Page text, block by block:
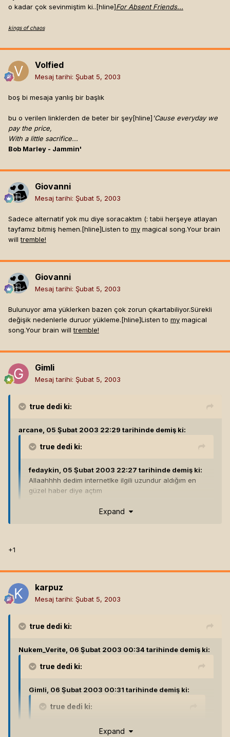
o kadar çok sevinmiştim ki..[hline]For Absent Friends...
kings of chaos
Volfied
Mesaj tarihi: Şubat 5, 2003
boş bi mesaja yanlış bir başlık
bu o verilen linklerden de beter bir şey[hline] 'Cause everyday we
pay the price,
With a little sacrifice...
Bob Marley - Jammin'
Giovanni
Mesaj tarihi: Şubat 5, 2003
Sadece alternatif yok mu diye soracaktım (: tabii herşeye atlayan
tayfamız bitmiş hemen.[hline]Listen to my magical song.Your brain
willtremble!
Giovanni
Mesaj tarihi: Şubat 5, 2003
Bulunuyor ama yüklerken bazen çok zorun çıkartabiliyor.Sürekli
değişik nedenlerle duruor yükleme.[hline]Listen to my magical
song.Your brain willtremble!
Gimli
Mesaj tarihi: Şubat 5, 2003
true dedi ki:
arcane, 05 Şubat 2003 22:29 tarihinde demiş ki:
true dedi ki:
fedaykin, 05 Şubat 2003 22:27 tarihinde demiş ki:
Allaahhhh dedim internetlke ilgili uzundur aldığım en
güzel haber diye açtım
Expand
+1
karpuz
Mesaj tarihi: Şubat 5, 2003
true dedi ki:
Nukem_Verite, 06 Şubat 2003 00:34 tarihinde demiş ki:
true dedi ki:
Gimli, 06 Şubat 2003 00:31 tarihinde demiş ki:
true dedi ki:
arcane, 05 Şubat 2003 22:29 tarihinde demiş
Expand